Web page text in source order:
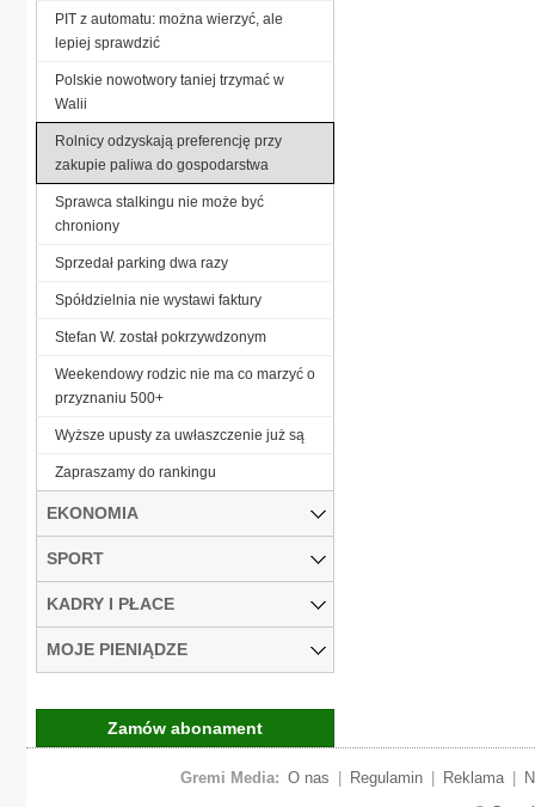
PIT z automatu: można wierzyć, ale
lepiej sprawdzić
Polskie nowotwory taniej trzymać w
Walii
Rolnicy odzyskają preferencję przy
zakupie paliwa do gospodarstwa
Sprawca stalkingu nie może być
chroniony
Sprzedał parking dwa razy
Spółdzielnia nie wystawi faktury
Stefan W. został pokrzywdzonym
Weekendowy rodzic nie ma co marzyć o
przyznaniu 500+
Wyższe upusty za uwłaszczenie już są
Zapraszamy do rankingu
EKONOMIA
SPORT
KADRY I PŁACE
MOJE PIENIĄDZE
Zamów abonament
Gremi Media: O nas Regulamin Reklama